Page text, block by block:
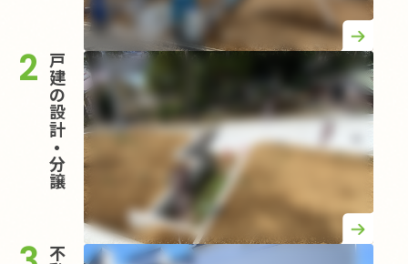
2 戸
建
の
設
計
•
分
譲
不